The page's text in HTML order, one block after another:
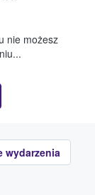
nie możesz
wydarzenia